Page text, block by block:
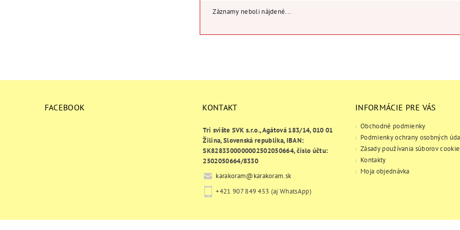
Záznamy neboli nájdené...
FACEBOOK KONTAKT
Tri svište SVK s.r.o., Agátová 183/14, 010 01
Žilina, Slovenská republika, IBAN:
SK8283300000002502050664, číslo účtu:
2502050664/8330
karakoram@karakoram.sk
+421 907 849 453 (aj WhatsApp)
INFORMÁCIE PRE VÁS
Obchodné podmienky
Podmienky ochrany osobných
Zásady používania súborov
Kontakty
Moja objednávka